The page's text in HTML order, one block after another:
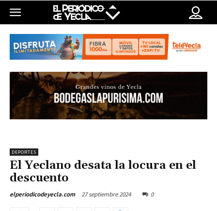
DEPORTES
El Yeclano desata la locura en el
descuento
elperiodicodeyecla.com 27 septiembre 2024 0